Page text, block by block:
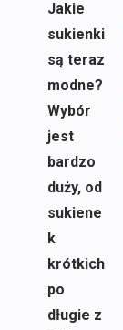
Jakie
sukienki
są teraz
modne?
Wybór
jest
bardzo
duży, od
sukiene
k
krótkich
po
długie z